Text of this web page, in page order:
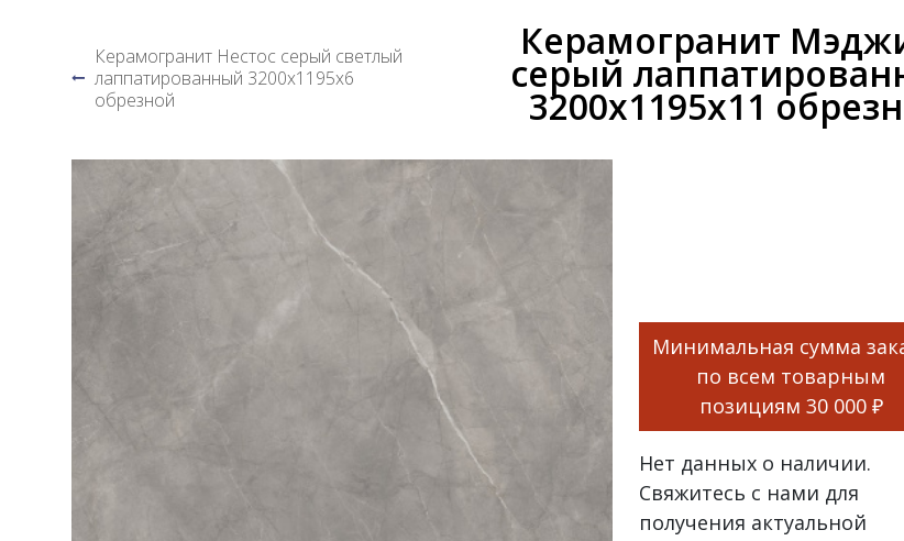
Керамогранит Нестос серый светлый
лаппатированный 3200х1195х6
обрезной
Керамогранит
серый
3200х1195х11
Минимальная сумма
по всем товарным
позициям 30 000 ₽
Нет данных о наличии.
Свяжитесь с нами для
получения актуальной